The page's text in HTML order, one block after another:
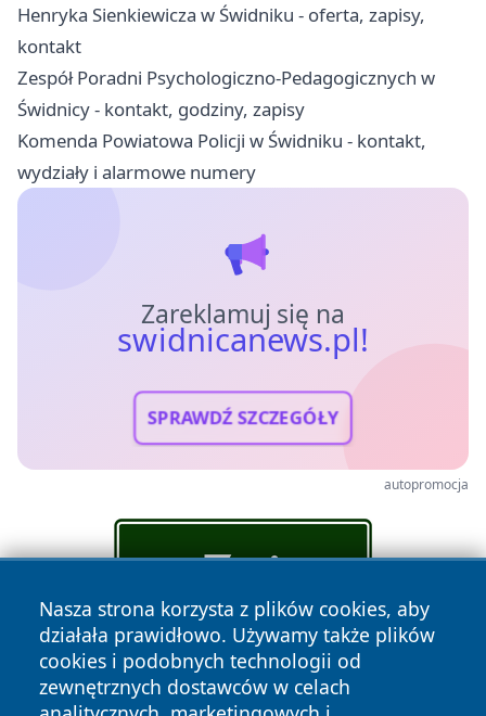
Henryka Sienkiewicza w Świdniku - oferta, zapisy,
kontakt
Zespół Poradni Psychologiczno-Pedagogicznych w
Świdnicy - kontakt, godziny, zapisy
Komenda Powiatowa Policji w Świdniku - kontakt,
wydziały i alarmowe numery
Zareklamuj się na
swidnicanews.pl!
SPRAWDŹ SZCZEGÓŁY
autopromocja
Nasza strona korzysta z plików cookies, aby
działała prawidłowo. Używamy także plików
cookies i podobnych technologii od
zewnętrznych dostawców w celach